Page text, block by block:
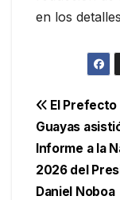
en los
de
El Prefecto
Guayas
Informe a la
2026 del
Daniel Noboa